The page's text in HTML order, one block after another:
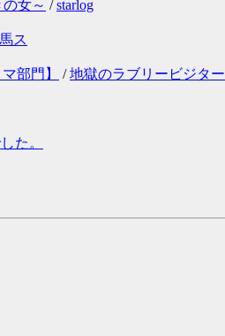
女～ /starlog
ス
部門】 /地獄のラブリービジター
た。